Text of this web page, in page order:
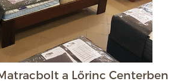
a Lőrinc Centerben